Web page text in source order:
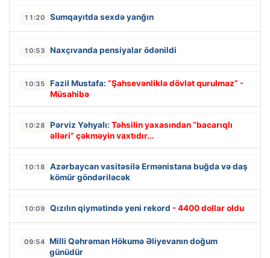
11:20 Sumqayıtda sexdə yanğın
10:53 Naxçıvanda pensiyalar ödənildi
10:35 Fazil Mustafa: “Şahsevənliklə dövlət qurulmaz” -
Müsahibə
10:28 Pərviz Yəhyalı: Təhsilin yaxasından “bacarıqlı
əlləri” çəkməyin vaxtıdır...
10:18
Azərbaycan vasitəsilə Ermənistana buğda və daş
kömür göndəriləcək
10:09 Qızılın qiymətində yeni rekord - 4400 dollar oldu
09:54 Milli Qəhrəman Hökumə Əliyevanın doğum
günüdür